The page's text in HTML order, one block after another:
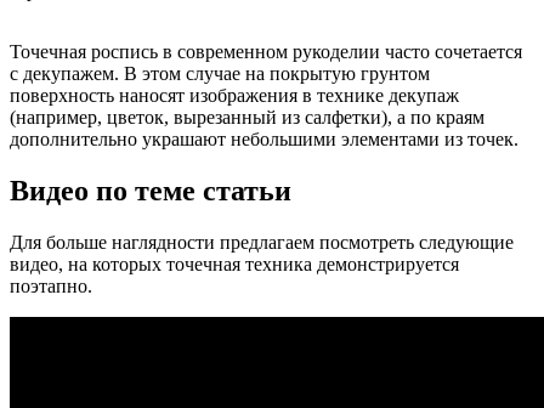
Точечная роспись в современном рукоделии часто сочетается
с декупажем. В этом случае на покрытую грунтом
поверхность наносят изображения в технике декупаж
(например, цветок, вырезанный из салфетки), а по краям
дополнительно украшают небольшими элементами из точек.
Видео по теме статьи
Для больше наглядности предлагаем посмотреть следующие
видео, на которых точечная техника демонстрируется
поэтапно.